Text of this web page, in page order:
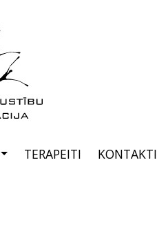
TERAPEITI KONTAKTI